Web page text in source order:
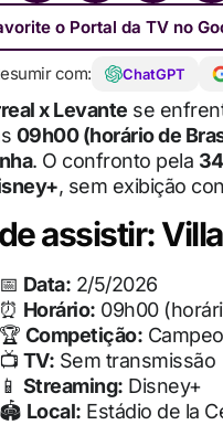
o Portal da TV no
com: ChatGPT
x Levante se
09h00 (horário de
. O confronto pela
, sem exibição
assistir:
📅 Data: 2/5/2026
⏰ Horário: 09h00
🏆 Competição:
📺 TV: Sem transmissão
📱 Streaming: Disney+
🏟 Local: Estádio de la